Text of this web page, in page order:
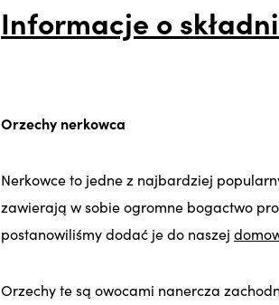
Informacje o
Orzechy nerkowca
Nerkowce to jedne z najbardziej
zawierają w sobie ogromne bogactwo
postanowiliśmy dodać je do naszej
Orzechy te są owocami nanercza